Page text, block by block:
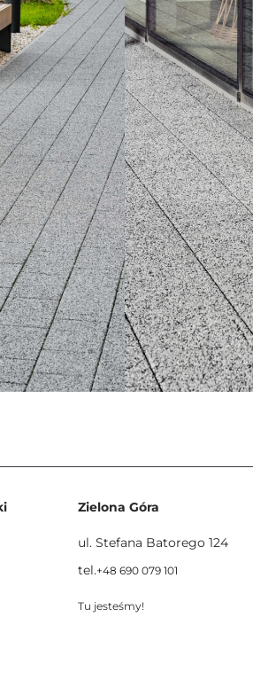
Zielona Góra
ul. Stefana Batorego 124
tel.+48 690 079 101
Tu jesteśmy!